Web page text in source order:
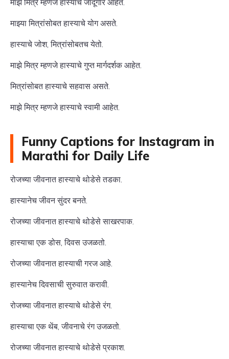
माझे मित्र म्हणजे हास्याचे जादूगार आहेत.
माझ्या मित्रांसोबत हास्याचे योग असते.
हास्याचे जोश, मित्रांसोबतच येतो.
माझे मित्र म्हणजे हास्याचे गुप्त मार्गदर्शक आहेत.
मित्रांसोबत हास्याचे सहवास असते.
माझे मित्र म्हणजे हास्याचे स्वामी आहेत.
Funny Captions for Instagram in
Marathi for Daily Life
रोजच्या जीवनात हास्याचे थोडेसे तडका.
हास्यानेच जीवन सुंदर बनते.
रोजच्या जीवनात हास्याचे थोडेसे साखरपाक.
हास्याचा एक डोस, दिवस उजळतो.
रोजच्या जीवनात हास्याची गरज आहे.
हास्यानेच दिवसाची सुरुवात करावी.
रोजच्या जीवनात हास्याचे थोडेसे रंग.
हास्याचा एक थेंब, जीवनाचे रंग उजळतो.
रोजच्या जीवनात हास्याचे थोडेसे प्रकाश.